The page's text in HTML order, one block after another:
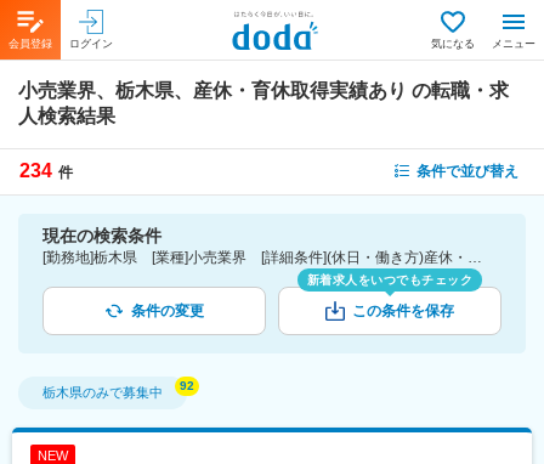
会員登録 ログイン 気になる メニュー
小売業界、栃木県、産休・育休取得実績あり の転職・求
人検索結果
234 件 条件で並び替え
現在の検索条件
[勤務地]栃木県 [業種]小売業界 [詳細条件](休日・働き方)産休・育休取得実績あり
条件の変更
新着求人をいつでもチェック
この条件を保存
栃木県のみで募集中
NEW